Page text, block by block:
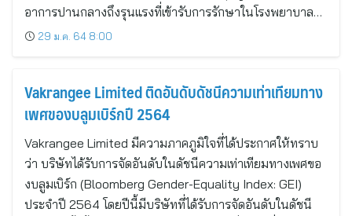
อาการปานกลางถึงรุนแรงที่เข้ารับการรักษาในโรงพยาบาล…
29 ม.ค. 64 8:00
Vakrangee Limited ติดอันดับดัชนีความเท่าเทียมทาง
เพศของบลูมเบิร์กปี 2564
Vakrangee Limited มีความภาคภูมิใจที่ได้ประกาศให้ทราบ
ว่า บริษัทได้รับการจัดอันดับในดัชนีความเท่าเทียมทางเพศขอ
งบลูมเบิร์ก (Bloomberg Gender-Equality Index: GEI)
ประจำปี 2564 โดยปีนี้มีบริษัทที่ได้รับการจัดอันดับในดัชนี